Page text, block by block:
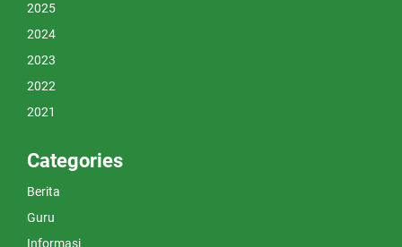
2025
2024
2023
2022
2021
Categories
Berita
Guru
Informasi